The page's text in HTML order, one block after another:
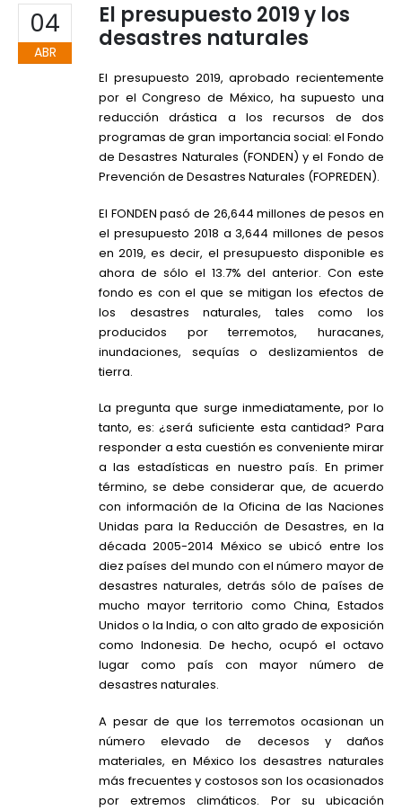
04
ABR
El presupuesto 2019 y los
desastres naturales
El presupuesto 2019, aprobado recientemente
por el Congreso de México, ha supuesto una
reducción drástica a los recursos de dos
programas de gran importancia social: el Fondo
de Desastres Naturales (FONDEN) y el Fondo de
Prevención de Desastres Naturales (FOPREDEN).
El FONDEN pasó de 26,644 millones de pesos en
el presupuesto 2018 a 3,644 millones de pesos
en 2019, es decir, el presupuesto disponible es
ahora de sólo el 13.7% del anterior. Con este
fondo es con el que se mitigan los efectos de
los desastres naturales, tales como los
producidos por terremotos, huracanes,
inundaciones, sequías o deslizamientos de
tierra.
La pregunta que surge inmediatamente, por lo
tanto, es: ¿será suficiente esta cantidad? Para
responder a esta cuestión es conveniente mirar
a las estadísticas en nuestro país. En primer
término, se debe considerar que, de acuerdo
con información de la Oficina de las Naciones
Unidas para la Reducción de Desastres, en la
década 2005-2014 México se ubicó entre los
diez países del mundo con el número mayor de
desastres naturales, detrás sólo de países de
mucho mayor territorio como China, Estados
Unidos o la India, o con alto grado de exposición
como Indonesia. De hecho, ocupó el octavo
lugar como país con mayor número de
desastres naturales.
A pesar de que los terremotos ocasionan un
número elevado de decesos y daños
materiales, en México los desastres naturales
más frecuentes y costosos son los ocasionados
por extremos climáticos. Por su ubicación